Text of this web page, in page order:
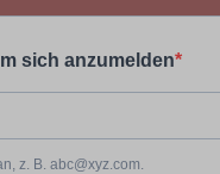
sich anzumelden
z. B. abc@xyz.com.